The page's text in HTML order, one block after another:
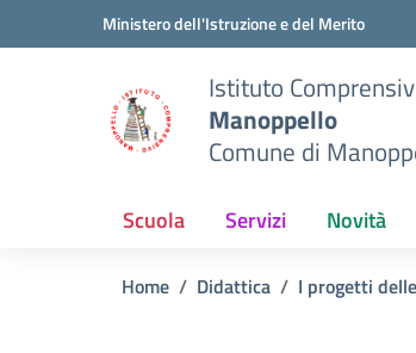
Vai ai contenuti
Vai al menu di navigazioneMinistero dell'Istruzione e del Merito
Istituto
Manoppello
Comune di
Scuola Servizi Novità
Home Didattica I progetti